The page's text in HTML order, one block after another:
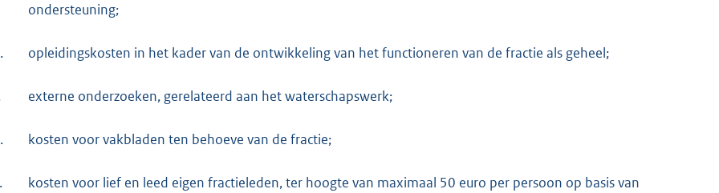
ondersteuning;
opleidingskosten in het kader van de ontwikkeling van het functioneren van de fractie als geheel;
externe onderzoeken, gerelateerd aan het waterschapswerk;
kosten voor vakbladen ten behoeve van de fractie;
kosten voor lief en leed eigen fractieleden, ter hoogte van maximaal 50 euro per persoon op basis van